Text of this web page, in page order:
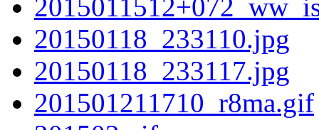
20150118_233110.jpg
20150118_233117.jpg
201501211710_r8ma.gif